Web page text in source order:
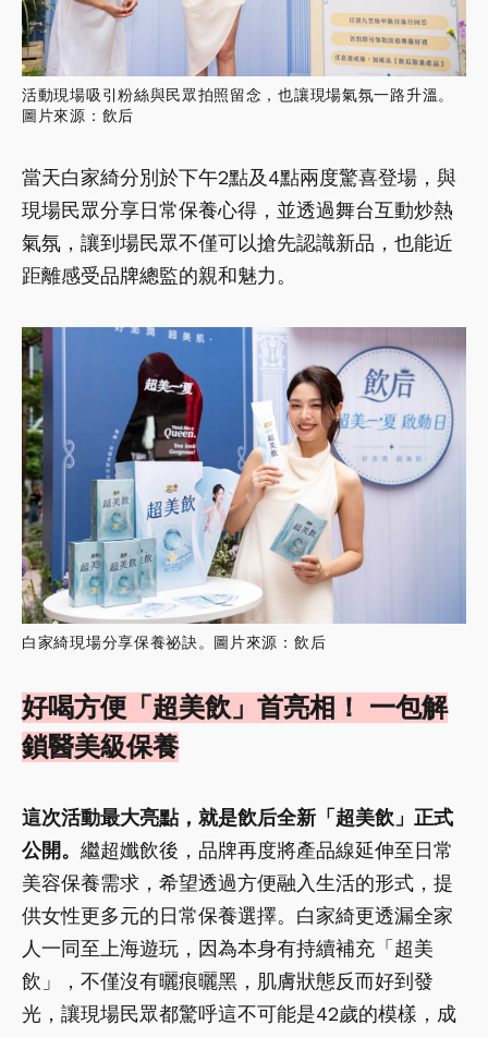
活動現場吸引粉絲與民眾拍照留念，也讓現場氣氛一路升溫。
圖片來源：飲后
當天白家綺分別於下午2點及4點兩度驚喜登場，與
現場民眾分享日常保養心得，並透過舞台互動炒熱
氣氛，讓到場民眾不僅可以搶先認識新品，也能近
距離感受品牌總監的親和魅力。
白家綺現場分享保養祕訣。圖片來源：飲后
好喝方便「超美飲」首亮相！ 一包解
鎖醫美級保養
這次活動最大亮點，就是飲后全新「超美飲」正式
公開。 繼超孅飲後，品牌再度將產品線延伸至日常
美容保養需求，希望透過方便融入生活的形式，提
供女性更多元的日常保養選擇。白家綺更透漏全家
人一同至上海遊玩，因為本身有持續補充「超美
飲」，不僅沒有曬痕曬黑，肌膚狀態反而好到發
光，讓現場民眾都驚呼這不可能是42歲的模樣，成